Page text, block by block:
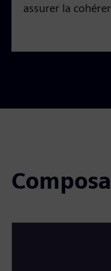
assurer la